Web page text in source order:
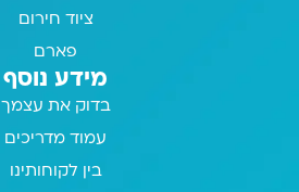
ציוד חירום
פארם
מידע נוסף
בדוק את עצמך
עמוד מדריכים
בין לקוחותינו